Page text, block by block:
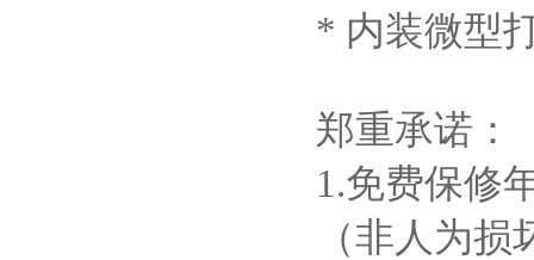
* 内装微型
郑重承诺：
1.免费保修
（非人为损